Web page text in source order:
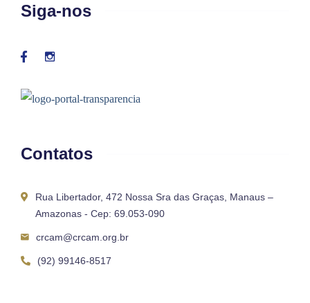
Siga-nos
Contatos
Rua Libertador, 472 Nossa Sra das Graças, Manaus –
Amazonas - Cep: 69.053-090
crcam@crcam.org.br
(92) 99146-8517